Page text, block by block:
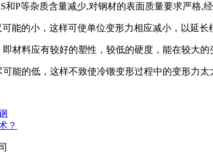
和P等杂质含量减少,对钢材的表面质量要求严格,
可能的小，这样可使单位变形力相应减小，以延
即材料应有较好的塑性，较低的硬度，能在较
能的低，这样不致使冷镦变形过程中的变形力太
？